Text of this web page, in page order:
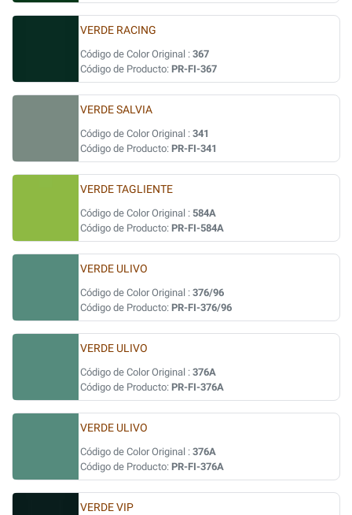
VERDE RACING
Código de Color Original : 367
Código de Producto: PR-FI-367
VERDE SALVIA
Código de Color Original : 341
Código de Producto: PR-FI-341
VERDE TAGLIENTE
Código de Color Original : 584A
Código de Producto: PR-FI-584A
VERDE ULIVO
Código de Color Original : 376/96
Código de Producto: PR-FI-376/96
VERDE ULIVO
Código de Color Original : 376A
Código de Producto: PR-FI-376A
VERDE ULIVO
Código de Color Original : 376A
Código de Producto: PR-FI-376A
VERDE VIP